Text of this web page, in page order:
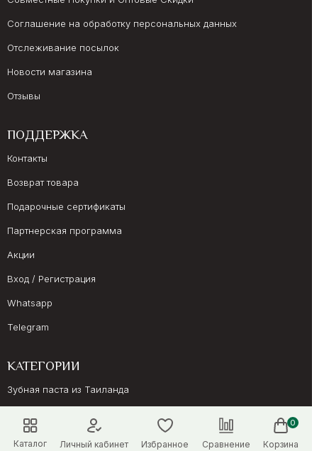
Каталог Личный кабинет Избранное Сравнение
0
Корзина
Соглашение на обработку персональных данных
Отслеживание посылок
Новости магазина
Отзывы
ПОДДЕРЖКА
Контакты
Возврат товара
Подарочные сертификаты
Партнерская программа
Акции
Вход / Регистрация
Whatsapp
Telegram
КАТЕГОРИИ
Зубная паста из Таиланда